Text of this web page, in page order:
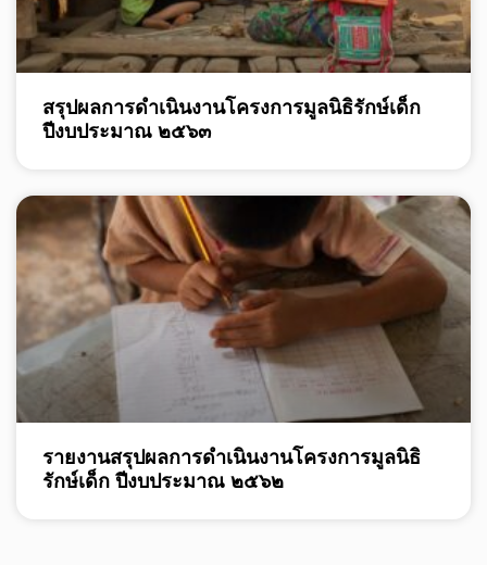
สรุปผลการดำเนินงานโครงการมูลนิธิรักษ์เด็ก
ปีงบประมาณ ๒๕๖๓
รายงานสรุปผลการดำเนินงานโครงการมูลนิธิ
รักษ์เด็ก ปีงบประมาณ ๒๕๖๒